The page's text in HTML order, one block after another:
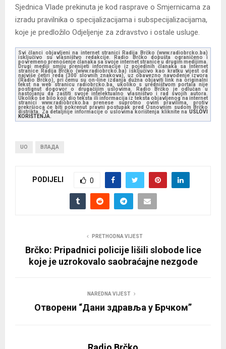
Sjednica Vlade prekinuta je kod rasprave o Smjernicama za
izradu pravilnika o specijalizacijama i subspecijalizacijama,
koje je predložilo Odjeljenje za zdravstvo i ostale usluge.
Svi članci objavljeni na internet stranici Radija Brčko (www.radiobrcko.ba)
isključivo su vlasništvo redakcije. Radio Brčko dopušta ograničeno i
povremeno prenošenje članaka sa svoje internet stranice u drugim medijima.
Drugi mediji smiju prenijeti informacije iz pojedinih članaka sa Internet
stranice Radija Brčko (www.radiobrcko.ba) isključivo kao kratku vijest od
najviše četiri reda (300 slovnih znakova), uz obavezno navođenje izvora
(Radio Brčko), pri čemu su on-line izdanja dužna objaviti link na originalni
tekst na web stranicu radiobrcko.ba, ukoliko s uredništvom portala nije
postignut dogovor o drugačijim uslovima. Radio Brčko je odlučan u
nastojanju da zaštiti svoje intelektualno vlasništvo i rad svojih autora.
Ukoliko se bilo koji dio teksta ili informacija iz teksta objavljenog na internet
stranici www.radiobrcko.ba prenese suprotno ovim pravilima, protiv
prekršioca će biti pokrenut pravni postupak pred Osnovnim sudom Brčko
distrikta. Za detaljnije informacije o uslovima korištenja kliknite na USLOVI
KORIŠTENJA.
UO ВЛАДА
PODIJELI 0
PRETHODNA VIJEST
Brčko: Pripadnici policije lišili slobode lice
koje je uzrokovalo saobraćajne nezgode
NAREDNA VIJEST
Отворени “Дани здравља у Брчком”